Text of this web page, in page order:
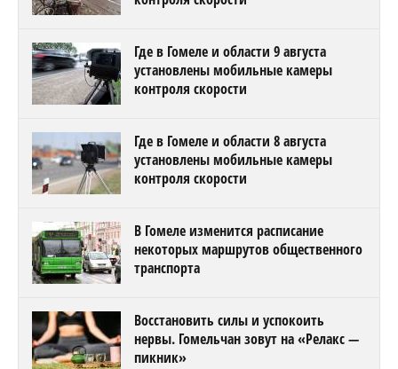
Где в Гомеле и области 9 августа
установлены мобильные камеры
контроля скорости
Где в Гомеле и области 8 августа
установлены мобильные камеры
контроля скорости
В Гомеле изменится расписание
некоторых маршрутов общественного
транспорта
Восстановить силы и успокоить
нервы. Гомельчан зовут на «Релакс —
пикник»